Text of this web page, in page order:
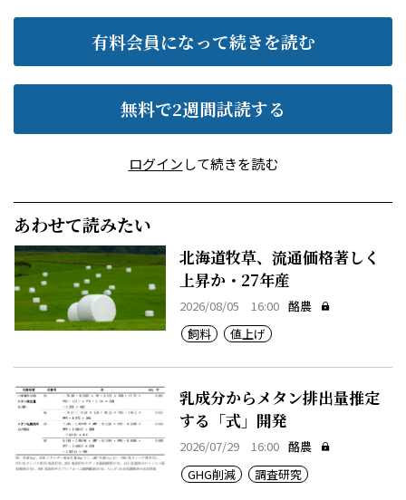
有料会員になって続きを読む
無料で2週間試読する
ログインして続きを読む
あわせて読みたい
北海道牧草、流通価格著しく
上昇か・27年産
2026/08/05 16:00 酪農
飼料
値上げ
乳成分からメタン排出量推定
する「式」開発
2026/07/29 16:00 酪農
GHG削減
調査研究